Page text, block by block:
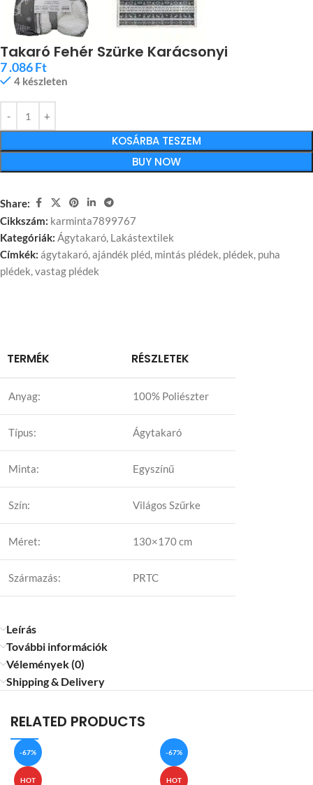
Takaró Fehér Szürke Karácsonyi
7 .086Ft
4 készleten
KOSÁRBA TESZEM
BUY NOW
Share:
Cikkszám: karminta7899767
Kategóriák: Ágytakaró, Lakástextilek
Címkék: ágytakaró,ajándék pléd, mintás plédek, plédek, puha
plédek,vastag plédek
TERMÉK RÉSZLETEK
Anyag: 100% Poliészter
Típus: Ágytakaró
Minta: Egyszínű
Szín: Világos Szűrke
Méret: 130×170 cm
Származás: PRTC
Leírás
További információk
Vélemények (0)
Shipping & Delivery
RELATED PRODUCTS
-67%
HOT
-67%
HOT